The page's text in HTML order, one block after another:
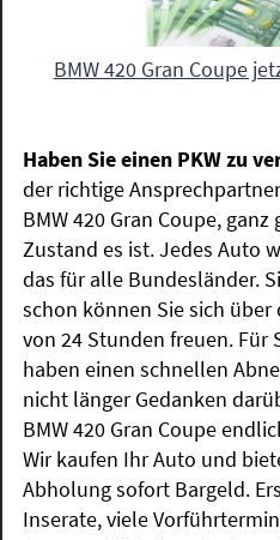
BMW 420 Gran Coupe
Haben Sie einen PKW zu
der richtige
BMW 420 Gran Coupe,
Zustand es ist. Jedes Auto
das für alle Bundesländer.
schon können Sie sich
von 24 Stunden freuen. Für
haben einen schnellen
nicht länger Gedanken
BMW 420 Gran Coupe
Wir kaufen Ihr Auto und
Abholung sofort Bargeld.
Inserate, viele